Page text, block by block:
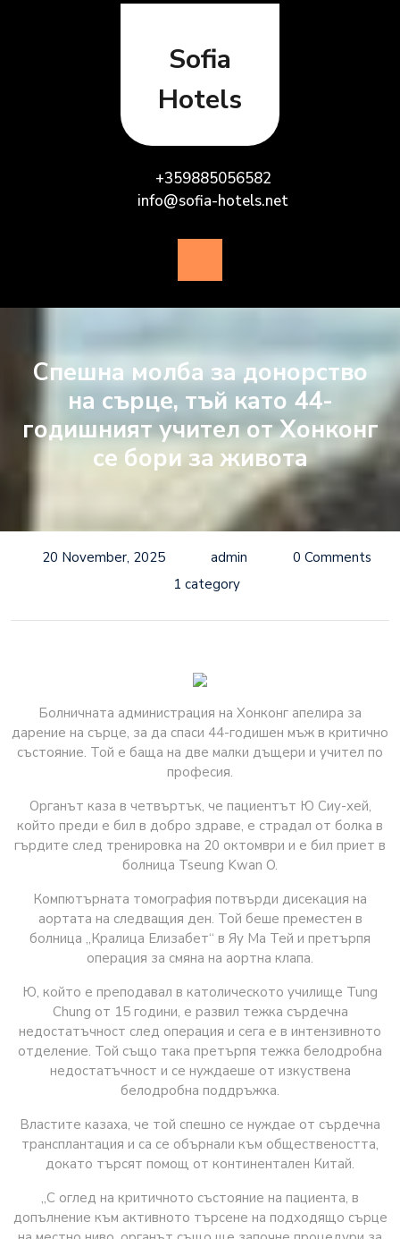
Sofia
Hotels
+359885056582
info@sofia-hotels.net
Button
Спешна молба за донорство
на сърце, тъй като 44-
годишният учител от Хонконг
се бори за живота
20 November, 2025 admin
0 Comments
1 category
Болничната администрация на Хонконг апелира за
дарение на сърце, за да спаси 44-годишен мъж в критично
състояние. Той е баща на две малки дъщери и учител по
професия.
Органът каза в четвъртък, че пациентът Ю Сиу-хей,
който преди е бил в добро здраве, е страдал от болка в
гърдите след тренировка на 20 октомври и е бил приет в
болница Tseung Kwan O.
Компютърната томография потвърди дисекация на
аортата на следващия ден. Той беше преместен в
болница „Кралица Елизабет“ в Яу Ма Тей и претърпя
операция за смяна на аортна клапа.
Ю, който е преподавал в католическото училище Tung
Chung от 15 години, е развил тежка сърдечна
недостатъчност след операция и сега е в интензивното
отделение. Той също така претърпя тежка белодробна
недостатъчност и се нуждаеше от изкуствена
белодробна поддръжка.
Властите казаха, че той спешно се нуждае от сърдечна
трансплантация и са се обърнали към обществеността,
докато търсят помощ от континентален Китай.
„С оглед на критичното състояние на пациента, в
допълнение към активното търсене на подходящо сърце